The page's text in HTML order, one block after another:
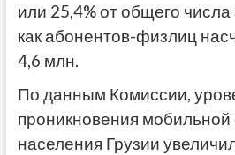
или 25,4% от общего числа
как абонентов-физлиц
4,6 млн.
По данным Комиссии,
проникновения мобильной
населения Грузии